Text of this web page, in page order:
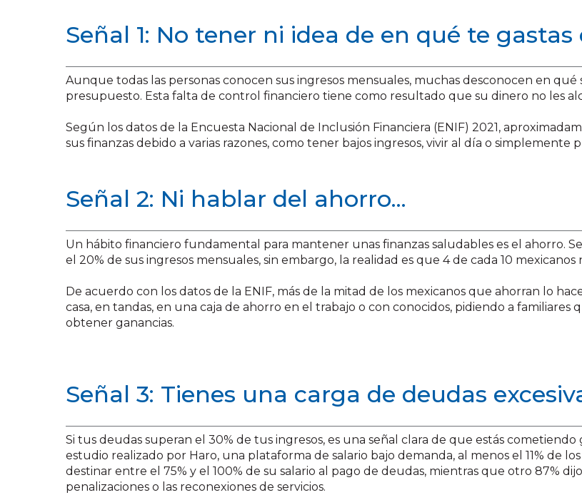
Señal 1: No tener ni idea de en qué te gastas
Aunque todas las personas conocen sus ingresos mensuales, muchas desconocen en
presupuesto. Esta falta de control financiero tiene como resultado que su dinero no les
Según los datos de la Encuesta Nacional de Inclusión Financiera (ENIF) 2021,
sus finanzas debido a varias razones, como tener bajos ingresos, vivir al día o
Señal 2: Ni hablar del ahorro...
Un hábito financiero fundamental para mantener unas finanzas saludables es el ahorro.
el 20% de sus ingresos mensuales, sin embargo, la realidad es que 4 de cada 10 mexicanos
De acuerdo con los datos de la ENIF, más de la mitad de los mexicanos que ahorran lo
casa, en tandas, en una caja de ahorro en el trabajo o con conocidos, pidiendo a
obtener ganancias.
Señal 3: Tienes una carga de deudas
Si tus deudas superan el 30% de tus ingresos, es una señal clara de que estás
estudio realizado por Haro, una plataforma de salario bajo demanda, al menos el 11% de
destinar entre el 75% y el 100% de su salario al pago de deudas, mientras que otro 87%
penalizaciones o las reconexiones de servicios.